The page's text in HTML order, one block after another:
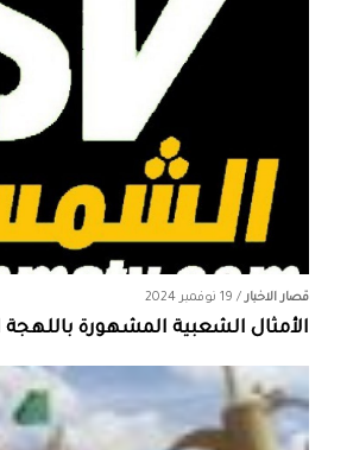
قصار الاخبار/ 19 نوفمبر 2024
الأمثال الشعبية المشهورة باللهجة